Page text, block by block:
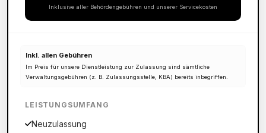
Inklusive aller Behördengebühren und unserer Servicekosten
Inkl. allen Gebühren
Im Preis für unsere Dienstleistung zur Zulassung sind sämtliche
Verwaltungsgebühren (z. B. Zulassungsstelle, KBA) bereits inbegriffen.
LEISTUNGSUMFANG
Neuzulassung